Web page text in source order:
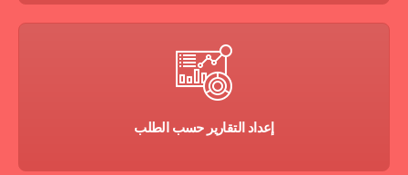
إعداد التقارير حسب الطلب